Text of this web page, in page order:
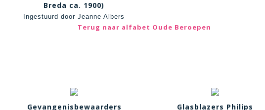
Breda ca. 1900)
Ingestuurd door Jeanne Albers
Terug naar alfabet Oude Beroepen
Gevangenisbewaarders
Glasblazers Philips